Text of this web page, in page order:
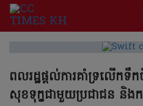
ពលរដ្ឋផ្តល់ការគាំទ្រលើកទឹ
សុខទុក្ខជាមួយប្រជាជន និង